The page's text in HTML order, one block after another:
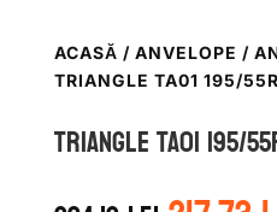
ACASĂ / ANVELOPE /
TRIANGLE TA01 195/
TRIANGLE TA01 195/